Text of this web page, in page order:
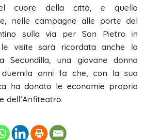
cuore della città, e quello
nelle campagne alle porte del
sulla via per San Pietro in
visite sarà ricordata anche la
Secundilla, una giovane donna
duemila anni fa che, con la sua
ha donato le economie proprio
dell’Anfiteatro.